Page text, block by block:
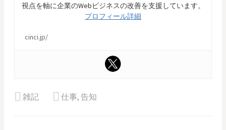
視点を軸に企業のWebビジネスの改善を支援しています。
プロフィール詳細
cinci.jp/
雑記 仕事, 告知